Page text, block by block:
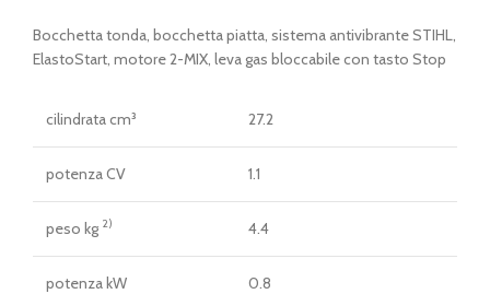
Bocchetta tonda, bocchetta piatta, sistema antivibrante STIHL,
ElastoStart, motore 2-MIX, leva gas bloccabile con tasto Stop
cilindrata cm³ 27.2
potenza CV 1.1
peso kg 2) 4.4
potenza kW 0.8